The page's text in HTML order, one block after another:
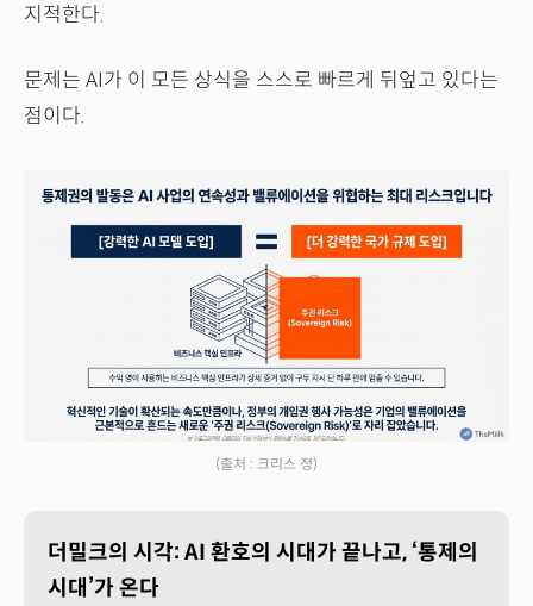
지적한다.
문제는 AI가 이 모든 상식을 스스로 빠르게 뒤엎고 있다는
점이다.
(출처 : 크리스 정)
더밀크의 시각: AI 환호의 시대가 끝나고, ‘통제의
시대’가 온다